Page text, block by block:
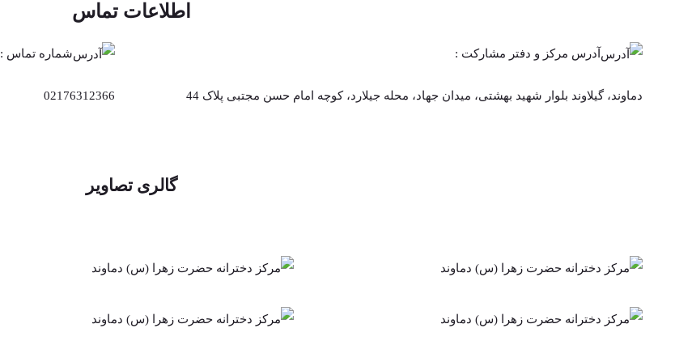
اطلاعات تماس
آدرس مرکز و دفتر مشارکت :
دماوند، گیلاوند بلوار شهید بهشتی، میدان جهاد، محله جیلارد، کوچه امام حسن مجتبی پلاک 44
شماره تماس :
02176312366
گالری تصاویر